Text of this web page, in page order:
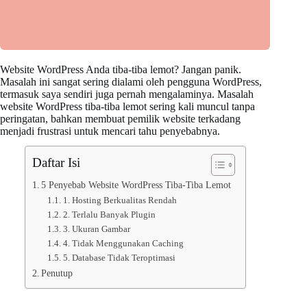
Website WordPress Anda tiba-tiba lemot? Jangan panik.
Masalah ini sangat sering dialami oleh pengguna WordPress,
termasuk saya sendiri juga pernah mengalaminya. Masalah
website WordPress tiba-tiba lemot sering kali muncul tanpa
peringatan, bahkan membuat pemilik website terkadang
menjadi frustrasi untuk mencari tahu penyebabnya.
Daftar Isi
5 Penyebab Website WordPress Tiba-Tiba Lemot
1. Hosting Berkualitas Rendah
2. Terlalu Banyak Plugin
3. Ukuran Gambar
4. Tidak Menggunakan Caching
5. Database Tidak Teroptimasi
Penutup